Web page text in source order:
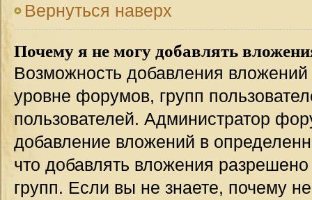
Вернуться наверх
Почему я не могу добавлять
Возможность добавления
уровне форумов, групп
пользователей. Администратор
добавление вложений в
что добавлять вложения
групп. Если вы не знаете, почему